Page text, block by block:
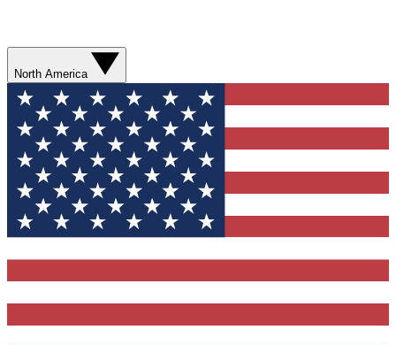
North America